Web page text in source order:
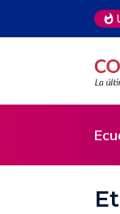
ataque a dos